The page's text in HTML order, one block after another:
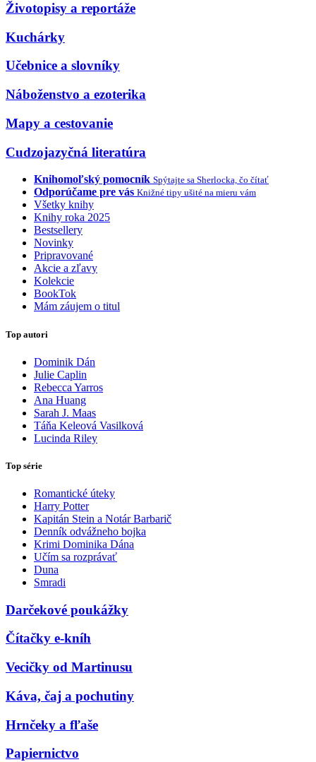
Životopisy a reportáže
Kuchárky
Učebnice a slovníky
Náboženstvo a ezoterika
Mapy a cestovanie
Cudzojazyčná literatúra
Knihomoľský pomocník Spýtajte sa Sherlocka, čo čítať
Odporúčame pre vás Knižné tipy ušité na mieru vám
Všetky knihy
Knihy roka 2025
Bestsellery
Novinky
Pripravované
Akcie a zľavy
Kolekcie
BookTok
Mám záujem o titul
Top autori
Dominik Dán
Julie Caplin
Rebecca Yarros
Ana Huang
Sarah J. Maas
Táňa Keleová Vasilková
Lucinda Riley
Top série
Romantické úteky
Harry Potter
Kapitán Stein a Notár Barbarič
Denník odvážneho bojka
Krimi Dominika Dána
Učím sa rozprávať
Duna
Smradi
Darčekové poukážky
Čítačky e-kníh
Vecičky od Martinusu
Káva, čaj a pochutiny
Hrnčeky a fľaše
Papiernictvo